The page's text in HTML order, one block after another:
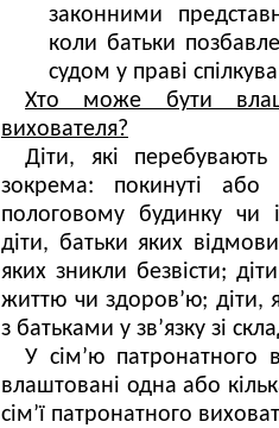
законними
коли батьки
судом у праві
Хто може бути
вихователя?
Діти, які
зокрема: покинуті або
пологовому будинку чи
діти, батьки яких
яких зникли безвісти;
життю чи здоров’ю; діти,
з батьками у зв’язку зі
У сім’ю патронатного
влаштовані одна або
сім’ї патронатного